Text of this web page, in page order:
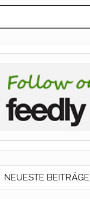
NEUESTE BEITRÄGE